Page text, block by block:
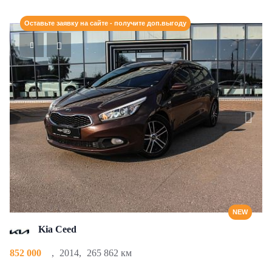
NEW
Оставьте заявку на сайте - получите доп.выгоду
Kia Ceed
852 000 , 2014, 265 862 км